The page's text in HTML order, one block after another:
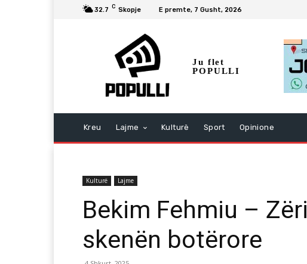
32.7 C Skopje E premte, 7 Gusht, 2026
Ju flet
POPULLI
Kreu Lajme Kulturë Sport Opinione
Kulturë Lajme
Bekim Fehmiu –
skenën botërore